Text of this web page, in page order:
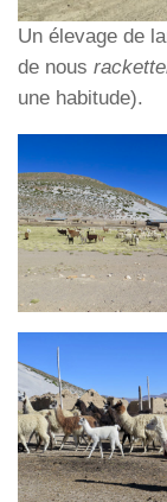
Un élevage de
de nous
une habitude).